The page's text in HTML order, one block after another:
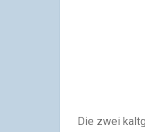
Die zwei